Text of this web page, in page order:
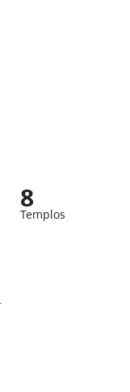
8
Templos